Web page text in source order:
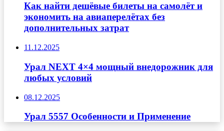
Как найти дешёвые билеты на самолёт и
экономить на авиаперелётах без
дополнительных затрат
11.12.2025
Урал NEXT 4×4 мощный внедорожник для
любых условий
08.12.2025
Урал 5557 Особенности и Применение